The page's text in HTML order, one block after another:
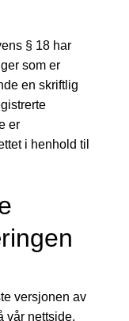
§ 18 har
som er
en skriftlig
er
i henhold til
versjonen av
vår nettside.